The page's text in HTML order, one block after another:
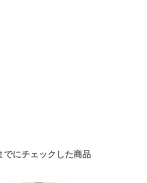
でにチェックした商品